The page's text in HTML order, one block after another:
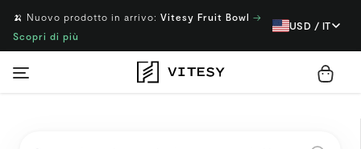
🍌 Nuovo prodotto in arrivo: Vitesy Fruit Bowl →
Scopri di più
USD / IT